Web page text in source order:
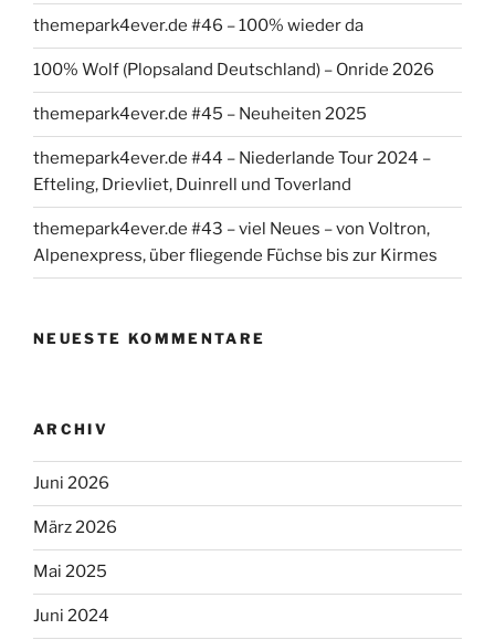
themepark4ever.de #46 – 100% wieder da
100% Wolf (Plopsaland Deutschland) – Onride 2026
themepark4ever.de #45 – Neuheiten 2025
themepark4ever.de #44 – Niederlande Tour 2024 –
Efteling, Drievliet, Duinrell und Toverland
themepark4ever.de #43 – viel Neues – von Voltron,
Alpenexpress, über fliegende Füchse bis zur Kirmes
NEUESTE KOMMENTARE
ARCHIV
Juni 2026
März 2026
Mai 2025
Juni 2024